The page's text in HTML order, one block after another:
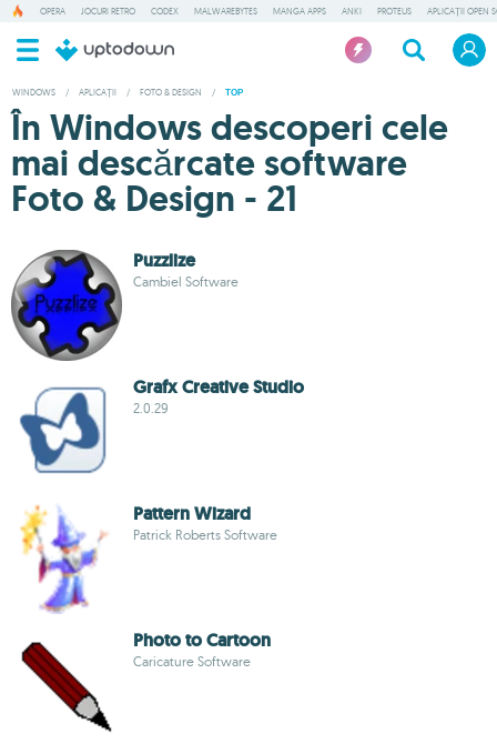
OPERA JOCURI RETRO CODEX MALWAREBYTES MANGA APPS ANKI PROTEUS APLICAȚII OPEN
WINDOWS / APLICAȚII / FOTO & DESIGN / TOP
În Windows descoperi cele
mai descărcate software
Foto & Design - 21
Puzzlize
Cambiel Software
Grafx Creative Studio
2.0.29
Pattern Wizard
Patrick Roberts Software
Photo to Cartoon
Caricature Software